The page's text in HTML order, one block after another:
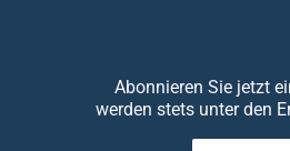
Abonnieren Sie jetzt
werden stets unter den